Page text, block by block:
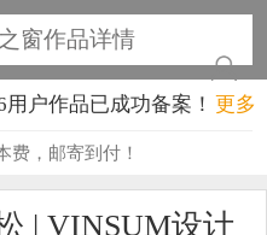
窗作品详情
户作品已成功备案！
户作品已成功备案！
更多
费，邮寄到付！
| VINSUM设计